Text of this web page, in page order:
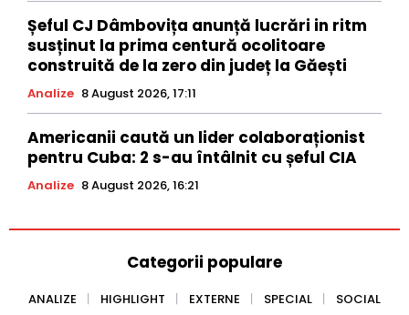
Șeful CJ Dâmbovița anunță lucrări in ritm
susținut la prima centură ocolitoare
construită de la zero din județ la Găești
Analize 8 August 2026, 17:11
Americanii caută un lider colaboraționist
pentru Cuba: 2 s-au întâlnit cu șeful CIA
Analize 8 August 2026, 16:21
Categorii populare
ANALIZE HIGHLIGHT EXTERNE SPECIAL
SOCIAL